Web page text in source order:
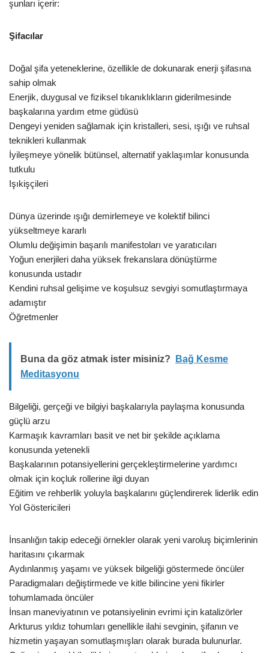
şunları içerir:
Şifacılar
Doğal şifa yeteneklerine, özellikle de dokunarak enerji şifasına
sahip olmak
Enerjik, duygusal ve fiziksel tıkanıklıkların giderilmesinde
başkalarına yardım etme güdüsü
Dengeyi yeniden sağlamak için kristalleri, sesi, ışığı ve ruhsal
teknikleri kullanmak
İyileşmeye yönelik bütünsel, alternatif yaklaşımlar konusunda
tutkulu
Işıkişçileri
Dünya üzerinde ışığı demirlemeye ve kolektif bilinci
yükseltmeye kararlı
Olumlu değişimin başarılı manifestoları ve yaratıcıları
Yoğun enerjileri daha yüksek frekanslara dönüştürme
konusunda ustadır
Kendini ruhsal gelişime ve koşulsuz sevgiyi somutlaştırmaya
adamıştır
Öğretmenler
Buna da göz atmak ister misiniz?
Bağ Kesme
Meditasyonu
Bilgeliği, gerçeği ve bilgiyi başkalarıyla paylaşma konusunda
güçlü arzu
Karmaşık kavramları basit ve net bir şekilde açıklama
konusunda yetenekli
Başkalarının potansiyellerini gerçekleştirmelerine yardımcı
olmak için koçluk rollerine ilgi duyan
Eğitim ve rehberlik yoluyla başkalarını güçlendirerek liderlik edin
Yol Göstericileri
İnsanlığın takip edeceği örnekler olarak yeni varoluş biçimlerinin
haritasını çıkarmak
Aydınlanmış yaşamı ve yüksek bilgeliği göstermede öncüler
Paradigmaları değiştirmede ve kitle bilincine yeni fikirler
tohumlamada öncüler
İnsan maneviyatının ve potansiyelinin evrimi için katalizörler
Arkturus yıldız tohumları genellikle ilahi sevginin, şifanın ve
hizmetin yaşayan somutlaşmışları olarak burada bulunurlar.